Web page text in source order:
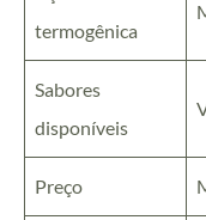
termogênica
Sabores
disponíveis
Preço